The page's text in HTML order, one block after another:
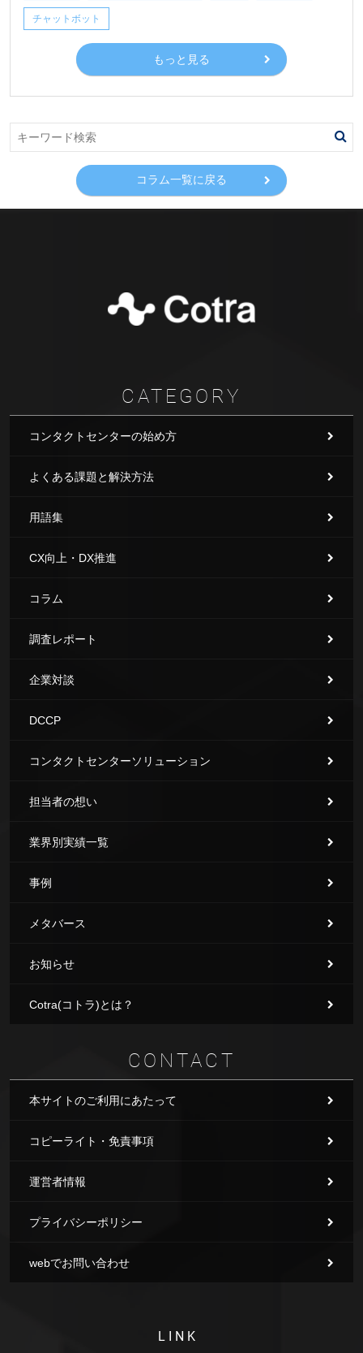
チャットボット
もっと見る
コラム一覧に戻る
CATEGORY
コンタクトセンターの始め方
よくある課題と解決方法
用語集
CX向上・DX推進
コラム
調査レポート
企業対談
DCCP
コンタクトセンターソリューション
担当者の想い
業界別実績一覧
事例
メタバース
お知らせ
Cotra(コトラ)とは？
CONTACT
本サイトのご利用にあたって
コピーライト・免責事項
運営者情報
プライバシーポリシー
webでお問い合わせ
LINK